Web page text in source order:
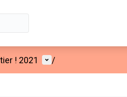
! 2021 Menu utilisateur
/